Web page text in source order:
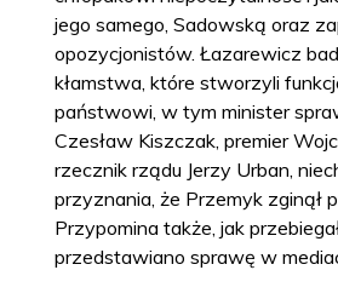
jego samego, Sadowską oraz
opozycjonistów. Łazarewicz
kłamstwa, które stworzyli
państwowi, w tym minister
Czesław Kiszczak, premier
rzecznik rządu Jerzy Urban,
przyznania, że Przemyk zginął
Przypomina także, jak
przedstawiano sprawę w